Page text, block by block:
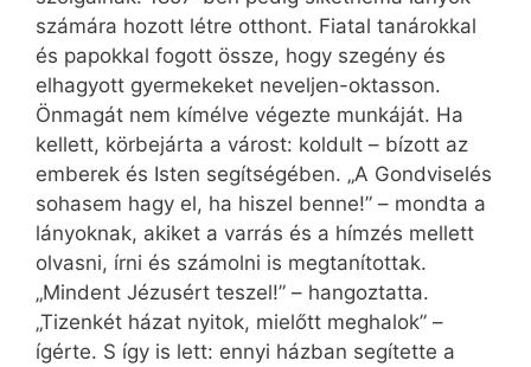
számára hozott létre otthont. Fiatal tanárokkal
és papokkal fogott össze, hogy szegény és
elhagyott gyermekeket neveljen-oktasson.
Önmagát nem kímélve végezte munkáját. Ha
kellett, körbejárta a várost: koldult – bízott az
emberek és Isten segítségében. „A Gondviselés
sohasem hagy el, ha hiszel benne!” – mondta a
lányoknak, akiket a varrás és a hímzés mellett
olvasni, írni és számolni is megtanítottak.
„Mindent Jézusért teszel!” – hangoztatta.
„Tizenkét házat nyitok, mielőtt meghalok” –
ígérte. S így is lett: ennyi házban segítette a